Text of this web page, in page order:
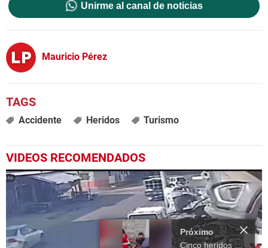
Unirme al canal de noticias
Mauricio Pérez
Accidente Heridos Turismo
VIDEOS RECOMENDADOS
Próximo
Cinco heridos deja accidente entre dos rapiditos en San Pedro Sula